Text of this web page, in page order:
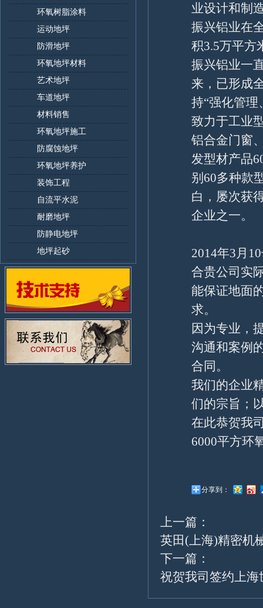
环氧树脂涂料
运动地坪
防滑地坪
环氧地坪材料
艺术地坪
车道地坪
材料销售
环氧地坪施工
防腐蚀地坪
环氧地坪养护
装饰工程
自流平水泥
耐磨地坪
防静电地坪
地坪起砂
业设计和制
振兴铝业在
积3.5万平方
振兴铝业一
来，已形成
持“强化管理
致力于工业
铝合金门窗
发型材产品
别60多种款
白，屡次获
企业之一。
2014年3月
合贵公司实
能保证地面
求。
因为专业，
沟通和案例
合同。
我们的企业
们的宗旨；
在此恭贺我
6000平方环
分享到：
上一篇：
英田(上海)精密机
下一篇：
祝贺我司签约上海